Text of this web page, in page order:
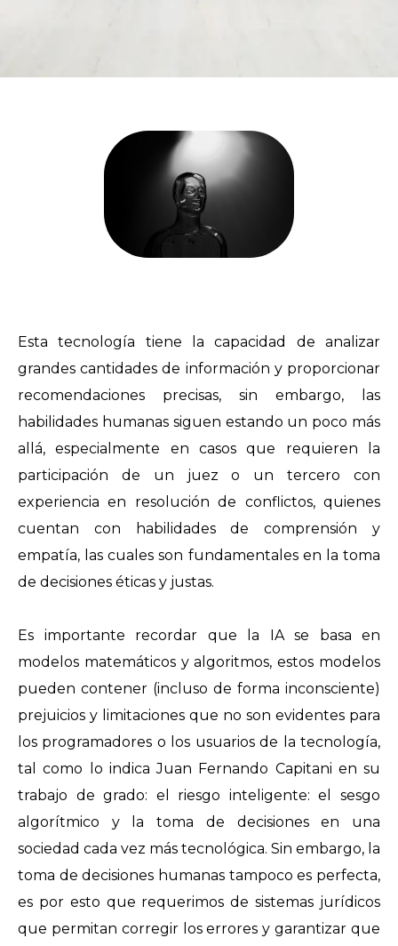
Esta tecnología tiene la capacidad de analizar
grandes cantidades de información y proporcionar
recomendaciones precisas, sin embargo, las
habilidades humanas siguen estando un poco más
allá, especialmente en casos que requieren la
participación de un juez o un tercero con
experiencia en resolución de conflictos, quienes
cuentan con habilidades de comprensión y
empatía, las cuales son fundamentales en la toma
de decisiones éticas y justas.
Es importante recordar que la IA se basa en
modelos matemáticos y algoritmos, estos modelos
pueden contener (incluso de forma inconsciente)
prejuicios y limitaciones que no son evidentes para
los programadores o los usuarios de la tecnología,
tal como lo indica Juan Fernando Capitani en su
trabajo de grado: el riesgo inteligente: el sesgo
algorítmico y la toma de decisiones en una
sociedad cada vez más tecnológica. Sin embargo, la
toma de decisiones humanas tampoco es perfecta,
es por esto que requerimos de sistemas jurídicos
que permitan corregir los errores y garantizar que